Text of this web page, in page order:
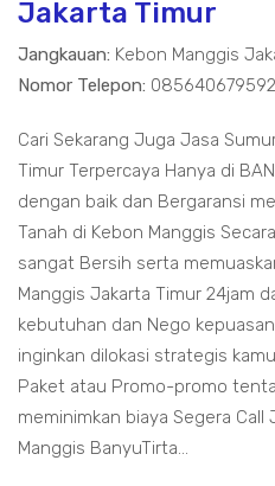
Jakarta Timur
Jangkauan: Kebon Manggis
Nomor Telepon: 085640679592
Cari Sekarang Juga Jasa
Timur Terpercaya Hanya di
dengan baik dan Bergaransi
Tanah di Kebon Manggis
sangat Bersih serta
Manggis Jakarta Timur 24jam
kebutuhan dan Nego
inginkan dilokasi strategis
Paket atau Promo-promo
meminimkan biaya Segera Call
Manggis BanyuTirta...